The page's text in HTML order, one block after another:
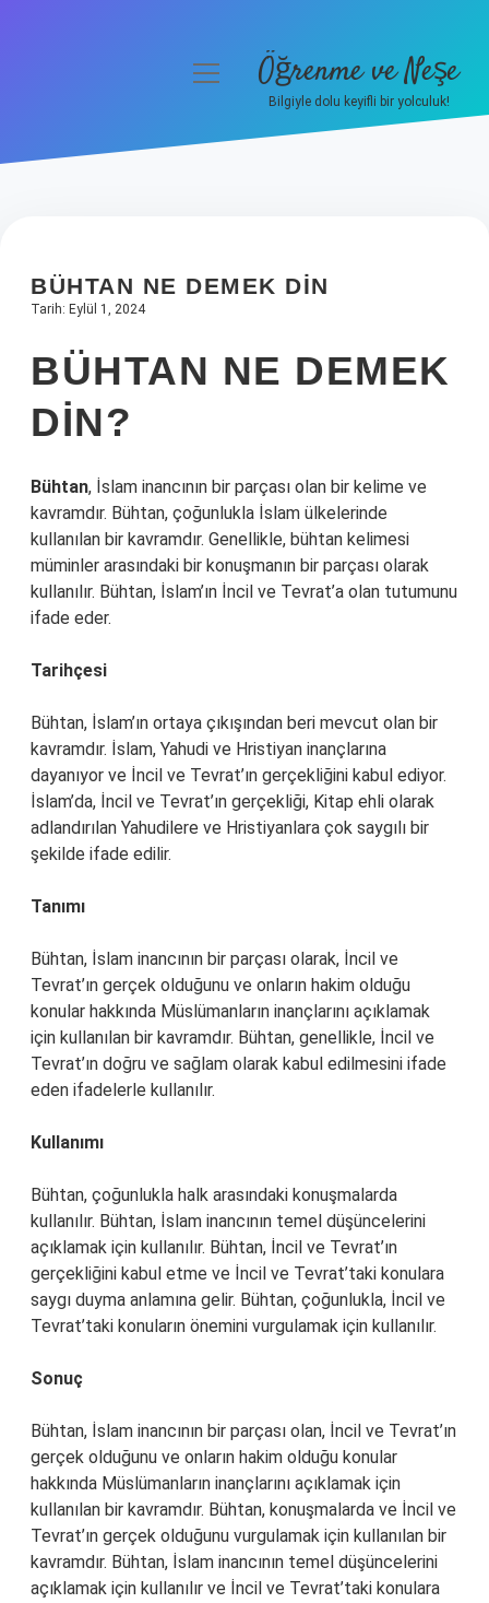
Hakkımızda
menüyüÖğrenme ve Neşe
Bilgiyle dolu keyifli bir yolculuk!
BÜHTAN NE DEMEK DIN
Tarih: Eylül 1, 2024
BÜHTAN NE DEMEK
DIN?
Bühtan, İslam inancının bir parçası olan bir kelime ve
kavramdır. Bühtan, çoğunlukla İslam ülkelerinde
kullanılan bir kavramdır. Genellikle, bühtan kelimesi
müminler arasındaki bir konuşmanın bir parçası olarak
kullanılır. Bühtan, İslam’ın İncil ve Tevrat’a olan tutumunu
ifade eder.
Tarihçesi
Bühtan, İslam’ın ortaya çıkışından beri mevcut olan bir
kavramdır. İslam, Yahudi ve Hristiyan inançlarına
dayanıyor ve İncil ve Tevrat’ın gerçekliğini kabul ediyor.
İslam’da, İncil ve Tevrat’ın gerçekliği, Kitap ehli olarak
adlandırılan Yahudilere ve Hristiyanlara çok saygılı bir
şekilde ifade edilir.
Tanımı
Bühtan, İslam inancının bir parçası olarak, İncil ve
Tevrat’ın gerçek olduğunu ve onların hakim olduğu
konular hakkında Müslümanların inançlarını açıklamak
için kullanılan bir kavramdır. Bühtan, genellikle, İncil ve
Tevrat’ın doğru ve sağlam olarak kabul edilmesini ifade
eden ifadelerle kullanılır.
Kullanımı
Bühtan, çoğunlukla halk arasındaki konuşmalarda
kullanılır. Bühtan, İslam inancının temel düşüncelerini
açıklamak için kullanılır. Bühtan, İncil ve Tevrat’ın
gerçekliğini kabul etme ve İncil ve Tevrat’taki konulara
saygı duyma anlamına gelir. Bühtan, çoğunlukla, İncil ve
Tevrat’taki konuların önemini vurgulamak için kullanılır.
Sonuç
Bühtan, İslam inancının bir parçası olan, İncil ve Tevrat’ın
gerçek olduğunu ve onların hakim olduğu konular
hakkında Müslümanların inançlarını açıklamak için
kullanılan bir kavramdır. Bühtan, konuşmalarda ve İncil ve
Tevrat’ın gerçek olduğunu vurgulamak için kullanılan bir
kavramdır. Bühtan, İslam inancının temel düşüncelerini
açıklamak için kullanılır ve İncil ve Tevrat’taki konulara